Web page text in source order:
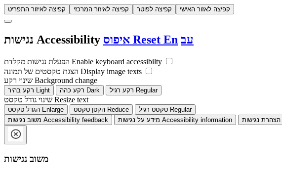
קפיצה לאיזור התפריט קפיצה לאיזור המרכזי קפיצה לפוטר קפיצה לאזור האישי
Accessibility Reset En עב
Enable keyboard accessibilty
Display image texts
Background change
Light Dark Regular
Resize text
Enlarge Reduce
Regular
Accessibility feedback Accessibility information
משוב נגישות